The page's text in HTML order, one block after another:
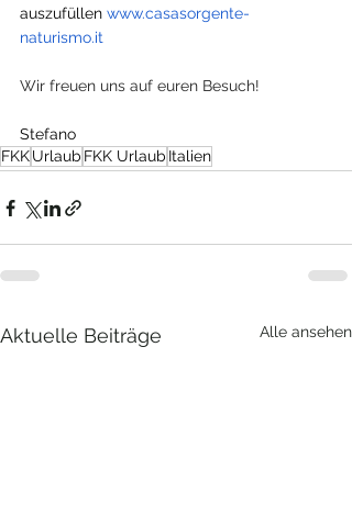
auszufüllen www.casasorgente-
naturismo.it
Wir freuen uns auf euren Besuch!
Stefano
FKKUrlaub FKK Urlaub Italien
Aktuelle Beiträge Alle ansehen